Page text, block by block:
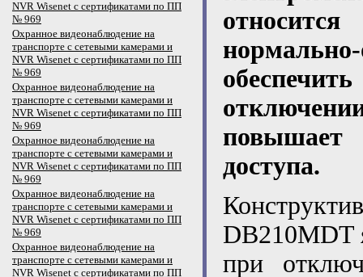
NVR Wisenet с сертификатами по ПП
№ 969
Охранное видеонаблюдение на
транспорте с сетевыми камерами и
NVR Wisenet с сертификатами по ПП
№ 969
Охранное видеонаблюдение на
транспорте с сетевыми камерами и
NVR Wisenet с сертификатами по ПП
№ 969
Охранное видеонаблюдение на
транспорте с сетевыми камерами и
NVR Wisenet с сертификатами по ПП
№ 969
Охранное видеонаблюдение на
транспорте с сетевыми камерами и
NVR Wisenet с сертификатами по ПП
№ 969
Охранное видеонаблюдение на
транспорте с сетевыми камерами и
NVR Wisenet с сертификатами по ПП
повышает
доступа.
DB210MDT
при